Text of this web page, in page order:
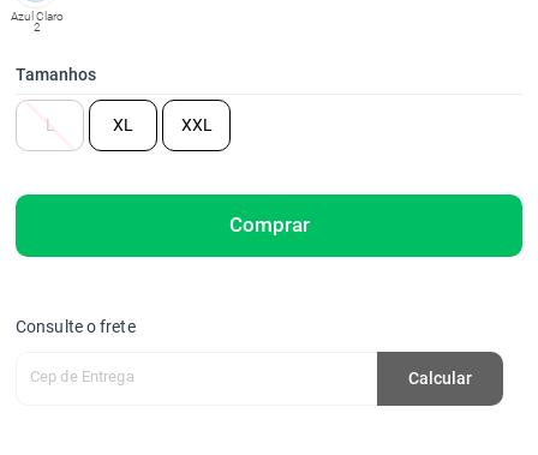
Azul Claro
2
Tamanhos
L XL XXL
Comprar
Consulte o frete
Cep de Entrega Calcular